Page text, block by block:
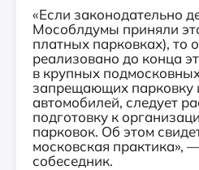
«Если законодательно
Мособлдумы приняли
платных парковках), то
реализовано до конца
в крупных
запрещающих парковку
автомобилей, следует
подготовку к
парковок. Об этом
московская практика»,
собеседник.